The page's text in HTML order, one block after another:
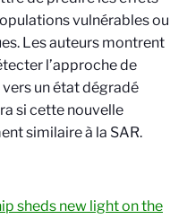
vulnérables ou
Les auteurs montrent
l’approche de
un état dégradé
si cette nouvelle
similaire à la SAR.
sheds new light on the